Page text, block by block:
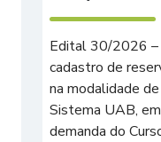
Edital 30/2026 –
cadastro de
na modalidade
Sistema UAB,
demanda do